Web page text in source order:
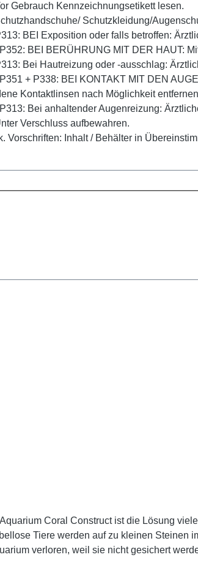
Gebrauch Kennzeichnungsetikett lesen.
Schutzkleidung/
BEI Exposition oder falls betroffen:
BEI BERÜHRUNG MIT DER HAUT:
Bei Hautreizung oder -ausschlag:
+ P338: BEI KONTAKT MIT DEN
Kontaktlinsen nach Möglichkeit
Bei anhaltender Augenreizung:
Verschluss aufbewahren.
Vorschriften: Inhalt / Behälter in
Coral Construct ist die Lösung
Tiere werden auf zu kleinen Steinen
verloren, weil sie nicht gesichert
Gas/Nebel/Dampf/Aerosol